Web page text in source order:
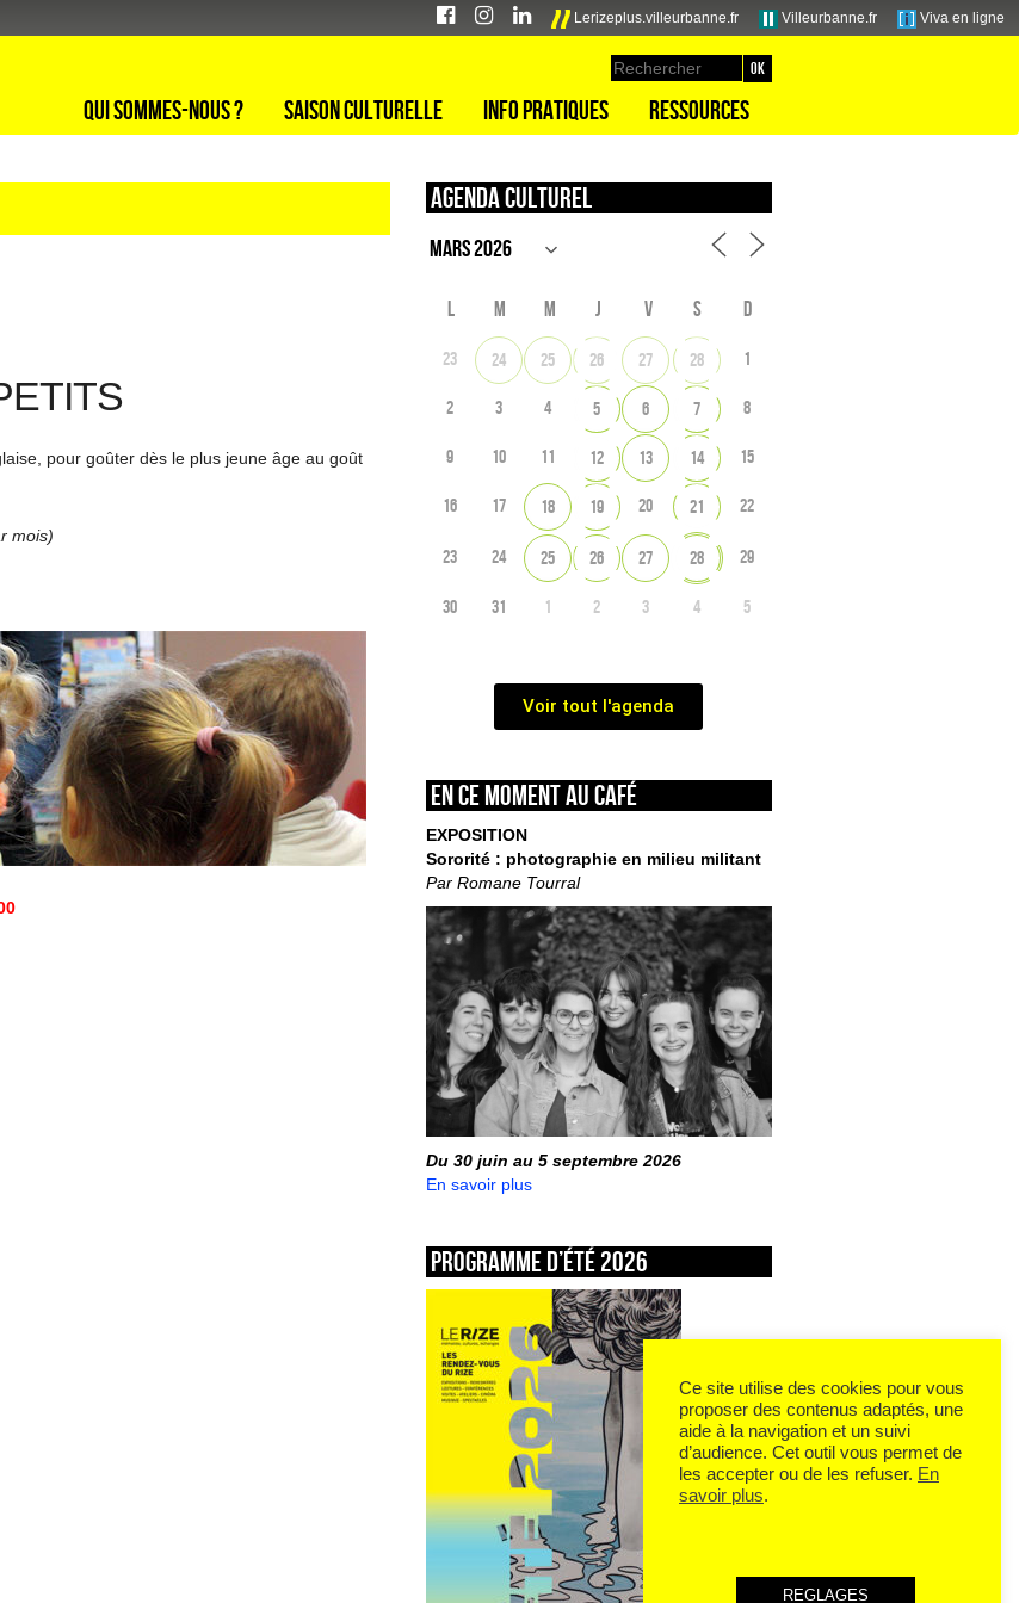
Lerizeplus.villeurbanne.fr Villeurbanne.fr Viva en ligne
Qui sommes-nous ? Saison culturelle Info pratiques Ressources
pour goûter dès le plus jeune âge au goût
mois)
Agenda culturel
L M M J V S D
23 24 25 26 27 28 1
2 3 4 5 6 7 8
9 10 11 12 13 14 15
16 17 18 19 20 21 22
23 24 25 26 27 28 29
30 31 1 2 3 4 5
Voir tout l'agenda
En ce moment au café
EXPOSITION
Sororité : photographie en milieu militant
Par Romane Tourral
Du 30 juin au 5 septembre 2026
En savoir plus
Programme d’été 2026
Ce site utilise des cookies pour vous
proposer des contenus adaptés, une
aide à la navigation et un suivi
d’audience. Cet outil vous permet de
les accepter ou de les refuser. En
savoir plus.
REGLAGES